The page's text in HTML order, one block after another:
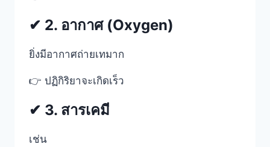
✔ 2. อากาศ (Oxygen)
ยิ่งมีอากาศถ่ายเทมาก
👉 ปฏิกิริยาจะเกิดเร็ว
✔ 3. สารเคมี
เช่น